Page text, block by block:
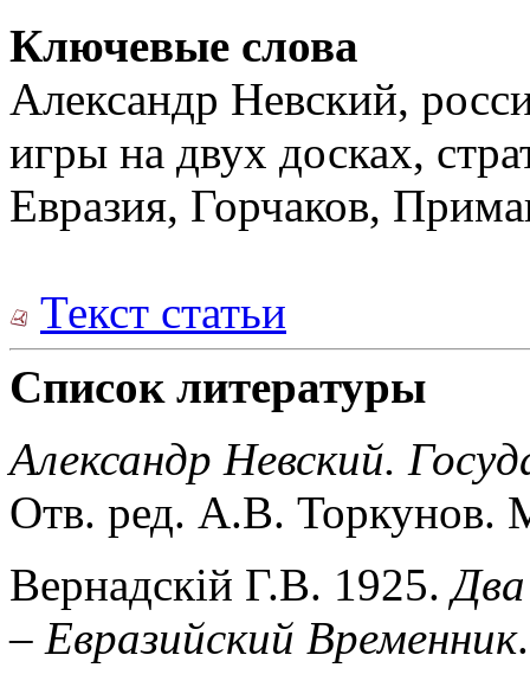
Ключевые слова
Александр Невский,
игры на двух досках,
Евразия, Горчаков,
Текст статьи
Список литературы
Александр Невский.
Отв. ред. А.В. Торкунов.
Вернадскiй Г.В. 1925.
– Евразийский Временник